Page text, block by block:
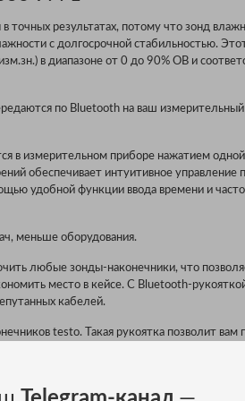
точных результатах, потому что зонд
с долгосрочной стабильностью.
в диапазоне от 0 до 90% ОВ и
по Bluetooth на ваш
в измерительном приборе нажатием
обеспечивает интуитивное управление
удобной функции ввода времени и
меньше оборудования.
любые зонды-наконечники, что
место в кейсе. С Bluetooth-
кабелей.
testo. Такая рукоятка позволит вам
Если в будущем вам нужно будет